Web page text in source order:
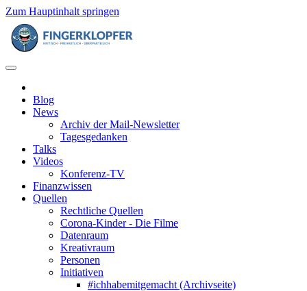
Zum Hauptinhalt springen
Blog
News
Archiv der Mail-Newsletter
Tagesgedanken
Talks
Videos
Konferenz-TV
Finanzwissen
Quellen
Rechtliche Quellen
Corona-Kinder - Die Filme
Datenraum
Kreativraum
Personen
Initiativen
#ichhabemitgemacht (Archivseite)